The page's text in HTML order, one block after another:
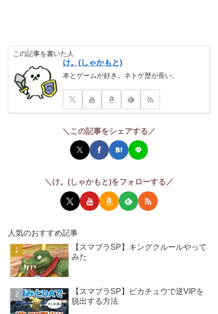
この記事を書いた人
け。(しゃかもと)
本とゲームが好き。ネトゲ歴が長い。
＼この記事をシェアする／
＼け。(しゃかもと)をフォローする／
人気のおすすめ記事
【スマブラSP】キングクルールやって
みた
【スマブラSP】ピカチュウで逆VIPを
脱出する方法